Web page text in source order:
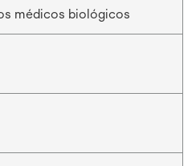
médicos biológicos